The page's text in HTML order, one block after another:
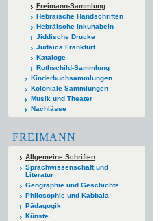
Freimann-Sammlung
Hebräische Handschriften
Hebräische Inkunabeln
Jiddische Drucke
Judaica Frankfurt
Kataloge
Rothschild-Sammlung
Kinderbuchsammlungen
Koloniale Sammlungen
Musik und Theater
Nachlässe
FREIMANN
Allgemeine Schriften
Sprachwissenschaft und
Literatur
Geographie und Geschichte
Philosophie und Kabbala
Pädagogik
Künste